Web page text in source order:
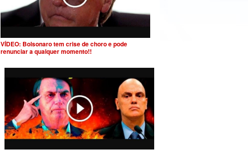
VÍDEO: Bolsonaro tem crise de choro e pode
renunciar a qualquer momento!!